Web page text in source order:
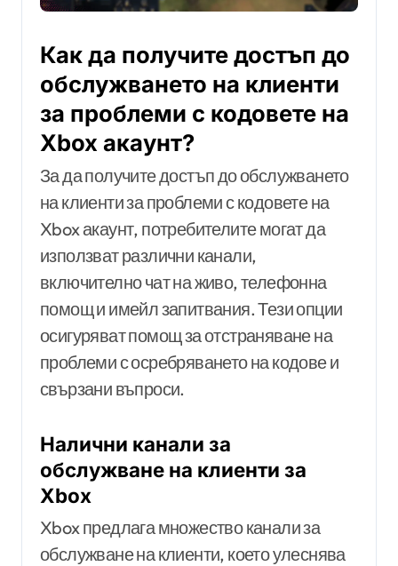
Как да получите достъп до
обслужването на клиенти
за проблеми с кодовете на
Xbox акаунт?
За да получите достъп до обслужването
на клиенти за проблеми с кодовете на
Xbox акаунт, потребителите могат да
използват различни канали,
включително чат на живо, телефонна
помощ и имейл запитвания. Тези опции
осигуряват помощ за отстраняване на
проблеми с осребряването на кодове и
свързани въпроси.
Налични канали за
обслужване на клиенти за
Xbox
Xbox предлага множество канали за
обслужване на клиенти, което улеснява